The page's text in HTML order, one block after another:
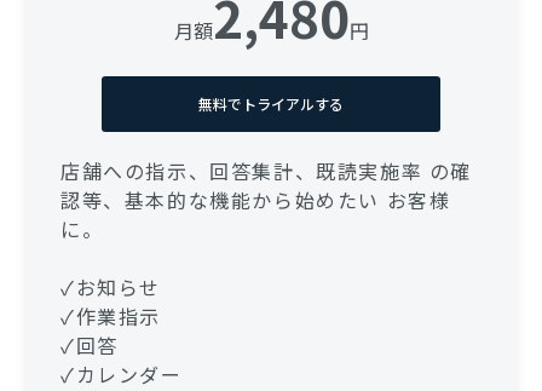
月額2,480円
無料でトライアルする
店舗への指示、回答集計、既読実施率 の確
認等、基本的な機能から始めたい お客様
に。
✓お知らせ
✓作業指示
✓回答
✓カレンダー